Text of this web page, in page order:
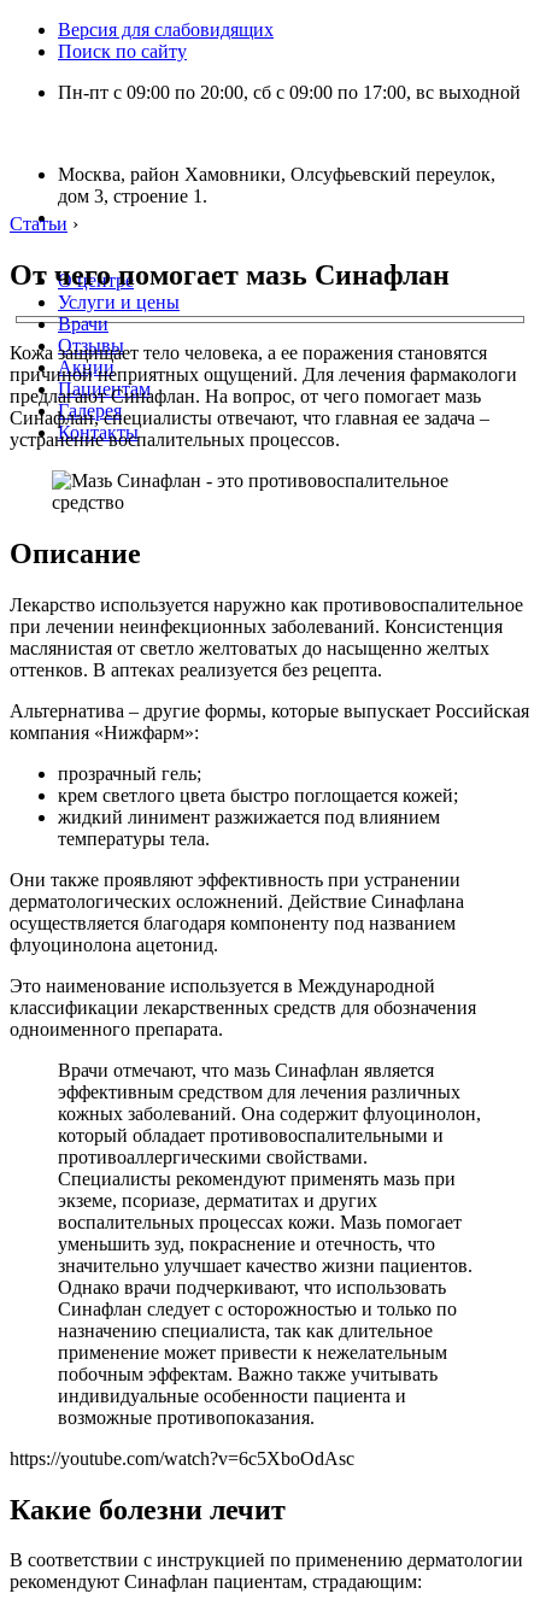
Версия для слабовидящих
Поиск по сайту
Пн-пт с 09:00 по 20:00, сб с 09:00 по 17:00, вс выходной
Москва, район Хамовники, Олсуфьевский переулок,
дом 3, строение 1.
О центре
Услуги и цены
Врачи
Отзывы
Акции
Пациентам
Галерея
Контакты
Статьи ›
От чего помогает мазь Синафлан
Кожа защищает тело человека, а ее поражения становятся
причиной неприятных ощущений. Для лечения фармакологи
предлагают Синафлан. На вопрос, от чего помогает мазь
Синафлан, специалисты отвечают, что главная ее задача –
устранение воспалительных процессов.
Описание
Лекарство используется наружно как противовоспалительное
при лечении неинфекционных заболеваний. Консистенция
маслянистая от светло желтоватых до насыщенно желтых
оттенков. В аптеках реализуется без рецепта.
Альтернатива – другие формы, которые выпускает Российская
компания «Нижфарм»:
прозрачный гель;
крем светлого цвета быстро поглощается кожей;
жидкий линимент разжижается под влиянием
температуры тела.
Они также проявляют эффективность при устранении
дерматологических осложнений. Действие Синафлана
осуществляется благодаря компоненту под названием
флуоцинолона ацетонид.
Это наименование используется в Международной
классификации лекарственных средств для обозначения
одноименного препарата.
Врачи отмечают, что мазь Синафлан является
эффективным средством для лечения различных
кожных заболеваний. Она содержит флуоцинолон,
который обладает противовоспалительными и
противоаллергическими свойствами.
Специалисты рекомендуют применять мазь при
экземе, псориазе, дерматитах и других
воспалительных процессах кожи. Мазь помогает
уменьшить зуд, покраснение и отечность, что
значительно улучшает качество жизни пациентов.
Однако врачи подчеркивают, что использовать
Синафлан следует с осторожностью и только по
назначению специалиста, так как длительное
применение может привести к нежелательным
побочным эффектам. Важно также учитывать
индивидуальные особенности пациента и
возможные противопоказания.
https://youtube.com/watch?v=6c5XboOdAsc
Какие болезни лечит
В соответствии с инструкцией по применению дерматологии
рекомендуют Синафлан пациентам, страдающим: